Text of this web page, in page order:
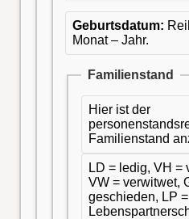
Geburtsdatum:
Monat – Jahr.
Familienstand
Hier ist der
Familienstand
LD = ledig, VH =
VW = verwitwet,
geschieden, LP